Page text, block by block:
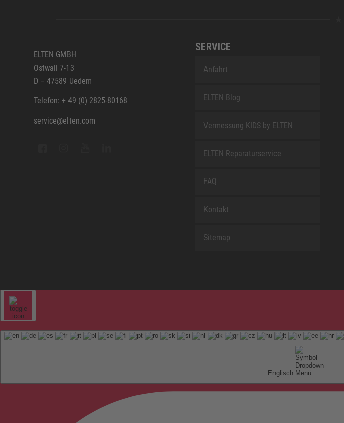
ELTEN GMBH
Ostwall 7-13
D – 47589 Uedem
Telefon: + 49 (0) 2825-80168
service@elten.com
SERVICE
Anfahrt
ELTEN Blog
Vermessung KIDS by ELTEN
ELTEN Reparaturservice
FAQ
Kontakt
Sitemap
Englisch